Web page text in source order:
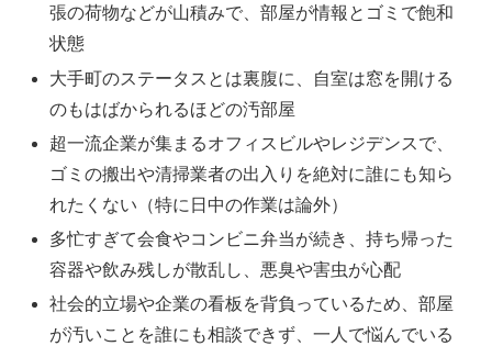
張の荷物などが山積みで、部屋が情報とゴミで飽和
状態
大手町のステータスとは裏腹に、自室は窓を開ける
のもはばかられるほどの汚部屋
超一流企業が集まるオフィスビルやレジデンスで、
ゴミの搬出や清掃業者の出入りを絶対に誰にも知ら
れたくない（特に日中の作業は論外）
多忙すぎて会食やコンビニ弁当が続き、持ち帰った
容器や飲み残しが散乱し、悪臭や害虫が心配
社会的立場や企業の看板を背負っているため、部屋
が汚いことを誰にも相談できず、一人で悩んでいる